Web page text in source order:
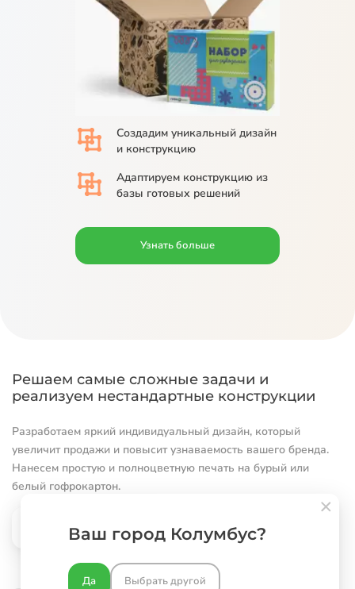
Создадим уникальный дизайн
и конструкцию
Адаптируем конструкцию из
базы готовых решений
Узнать больше
Решаем самые сложные задачи и
реализуем нестандартные конструкции
Разработаем яркий индивидуальный дизайн, который
увеличит продажи и повысит узнаваемость вашего бренда.
Нанесем простую и полноцветную печать на бурый или
белый гофрокартон.
В раздел Портфолио
Ваш город Колумбус?
Да Выбрать другой